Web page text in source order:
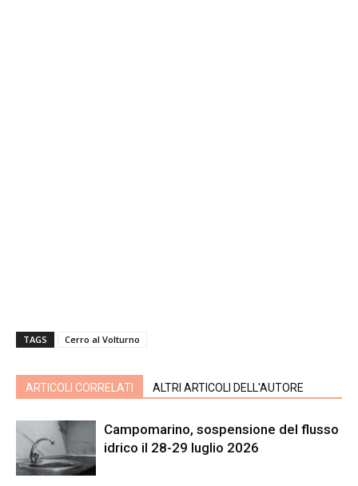
TAGS Cerro al Volturno
ARTICOLI CORRELATI ALTRI ARTICOLI DELL'AUTORE
Campomarino, sospensione del flusso
idrico il 28-29 luglio 2026